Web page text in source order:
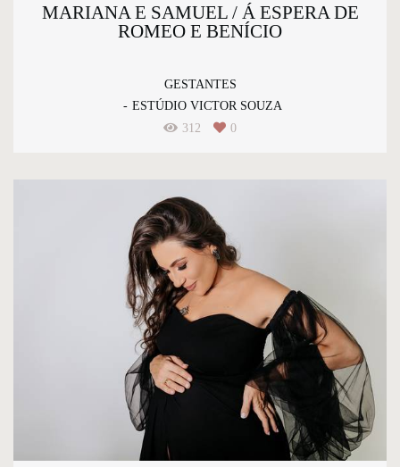
MARIANA E SAMUEL / Á ESPERA DE
ROMEO E BENÍCIO
GESTANTES
ESTÚDIO VICTOR SOUZA
312
0